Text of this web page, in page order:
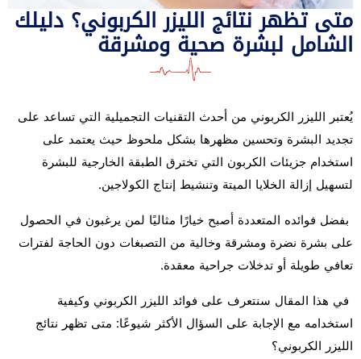
متى تظهر نتائج الليزر الكربوني؟ دليلك
الشامل لبشرة صحية ومشرقة
يُعتبر الليزر الكربوني من أحدث التقنيات التجميلية التي تساعد على
تجديد البشرة وتحسين مظهرها بشكل ملحوظ حيث يعتمد على
استخدام جزيئات الكربون التي تخترق الطبقة الخارجية للبشرة
لتسهيل إزالة الخلايا الميتة وتنشيط إنتاج الكولاجين.
بفضل فوائده المتعددة أصبح خيارًا مثاليًا لمن يرغبون في الحصول
على بشرة نضرة ومشرقة وخالية من التصبغات دون الحاجة لفترات
تعافي طويلة أو تدخلات جراحية معقدة.
في هذا المقال سنتعرف على فوائد الليزر الكربوني وكيفية
استخدامه مع الإجابة على السؤال الأكثر شيوعًا: متى تظهر نتائج
الليزر الكربوني؟